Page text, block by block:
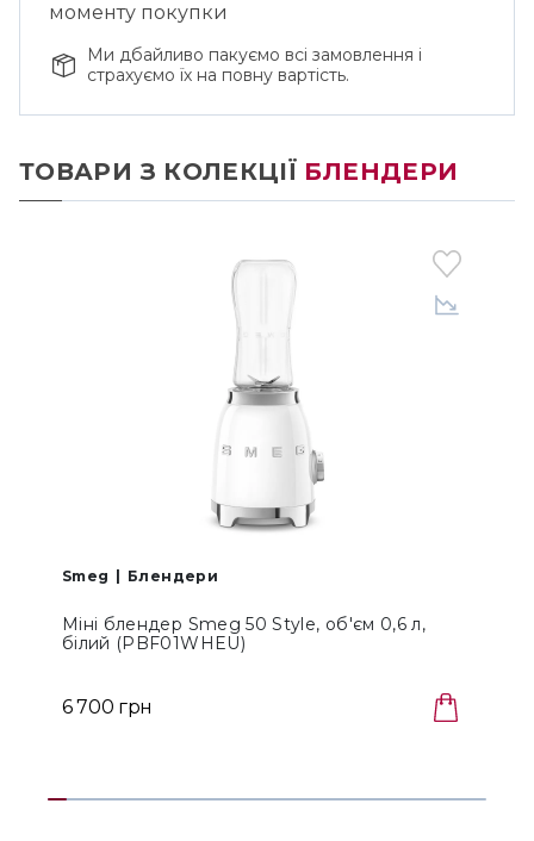
моменту покупки
Ми дбайливо пакуємо всі замовлення і
страхуємо їх на повну вартість.
ТОВАРИ З КОЛЕКЦІЇ БЛЕНДЕРИ
Smeg Блендери
Міні блендер Smeg 50 Style, об'єм 0,6 л,
білий (PBF01WHEU)
6 700 грн